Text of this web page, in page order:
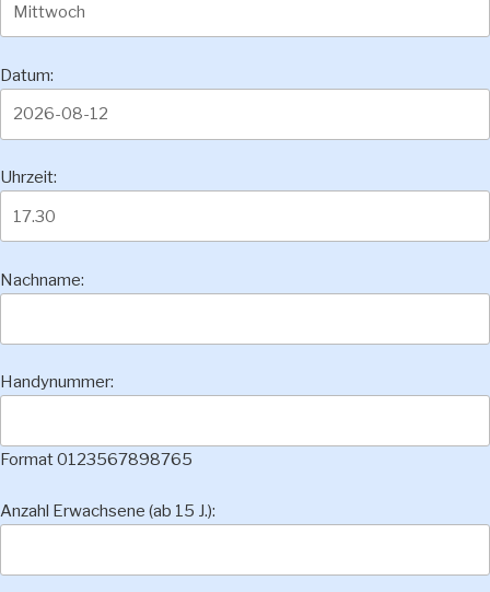
Datum:
Uhrzeit:
Nachname:
Handynummer:
Format 0123567898765
Anzahl Erwachsene (ab 15 J.):